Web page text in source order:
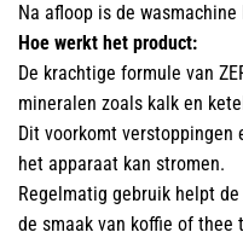
Na afloop is de
Hoe werkt het product:
De krachtige formule van
mineralen zoals kalk en
Dit voorkomt
het apparaat kan stromen.
Regelmatig gebruik helpt
de smaak van koffie of thee